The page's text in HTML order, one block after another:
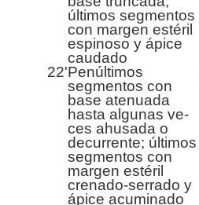
últimos segmentos
con margen estéril
espinoso y ápice
caudado
22'Penúltimos
segmentos con
base atenuada
hasta algunas ve­
ces ahusada o
decurrente; últimos
segmentos con
margen estéril
crenado-serrado y
ápice acuminado